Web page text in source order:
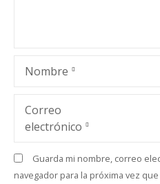
Nombre
Correo
electrónico
Guarda mi nombre, correo
navegador para la próxima vez